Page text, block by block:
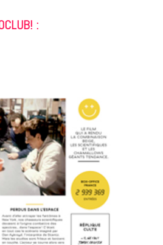
:
LIFESTYLE
Gainsbourg, toute une vie :
plus Ginsburg que
à ne pas manquer sur
France 3